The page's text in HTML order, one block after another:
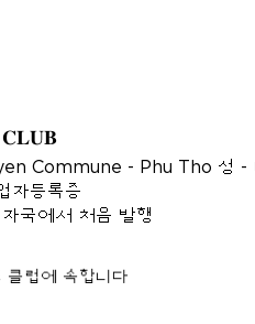
Commune - Phu Tho 성 -
자등록증
국에서 처음 발행
럽에 속합니다